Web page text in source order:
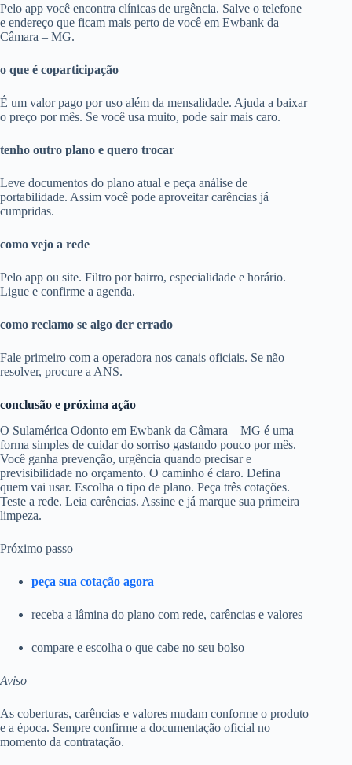
Pelo app você encontra clínicas de urgência. Salve o telefone
e endereço que ficam mais perto de você em Ewbank da
Câmara – MG.
o que é coparticipação
É um valor pago por uso além da mensalidade. Ajuda a baixar
o preço por mês. Se você usa muito, pode sair mais caro.
tenho outro plano e quero trocar
Leve documentos do plano atual e peça análise de
portabilidade. Assim você pode aproveitar carências já
cumpridas.
como vejo a rede
Pelo app ou site. Filtro por bairro, especialidade e horário.
Ligue e confirme a agenda.
como reclamo se algo der errado
Fale primeiro com a operadora nos canais oficiais. Se não
resolver, procure a ANS.
conclusão e próxima ação
O Sulamérica Odonto em Ewbank da Câmara – MG é uma
forma simples de cuidar do sorriso gastando pouco por mês.
Você ganha prevenção, urgência quando precisar e
previsibilidade no orçamento. O caminho é claro. Defina
quem vai usar. Escolha o tipo de plano. Peça três cotações.
Teste a rede. Leia carências. Assine e já marque sua primeira
limpeza.
Próximo passo
peça sua cotação agora
receba a lâmina do plano com rede, carências e valores
compare e escolha o que cabe no seu bolso
Aviso
As coberturas, carências e valores mudam conforme o produto
e a época. Sempre confirme a documentação oficial no
momento da contratação.